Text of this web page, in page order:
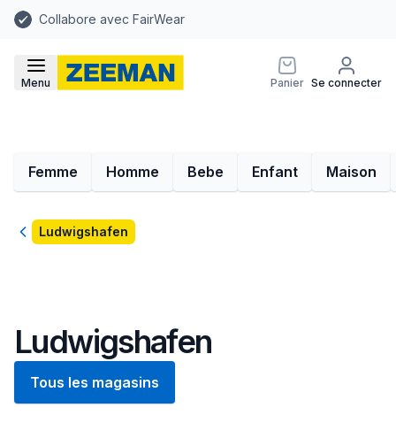
Collabore avec FairWear
Menu Panier Se connecter
Femme Homme Bebe Enfant Maison
RetourLudwigshafen
Ludwigshafen
Tous les magasins